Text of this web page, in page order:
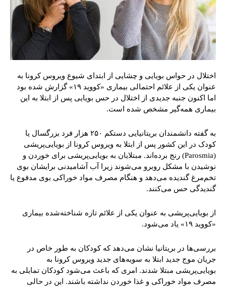
اختلال در حواس بویایی و چشایی از ابتدای شیوع ویروس کرونا به
عنوان یکی از علائم احتمالی بیماری «کووید ۱۹» گزارش شده بود
اما اکنون جنبه جدیدی از اختلال در حس بویایی پس از ابتلا به این
بیماری همه‌گیر مشخص شده است.
به گفته دانشمندان بریتانیایی دستکم ۲۵۰ هزار فرد بزرگسال یا
کودک در این کشور پس از ابتلا به ویروس کرونا از بویایی‌پریشی
(Parosmia) رنج برده‌اند. مبتلایان به بویایی‌پریشی برای خوردن و
نوشیدن با مشکل روبرو می‌شوند زیرا آب آشامیدنی برایشان بوی
تخم‌مرغ گندیده می‌دهد و هنگام مصرف مواد خوراکی بوی مدفوع یا
گندیدگی حس می‌کنند.
از بویایی‌پریشی به عنوان یکی از علائم تازه شناخته‌شده بیماری
«کووید ۱۹» یاد می‌شود.
بررسی‌ها در بریتانیا نشان می‌دهد که کودکان به طور خاص در
جریان موج جدید ابتلا به سویه‌های جدید ویروس کرونا به
بویایی‌پریشی مبتلا شدند. امری که باعث می‌شود کودکان تمایلی به
مصرف مواد خوراکی و غذا خوردن نداشته باشند. این در حالی